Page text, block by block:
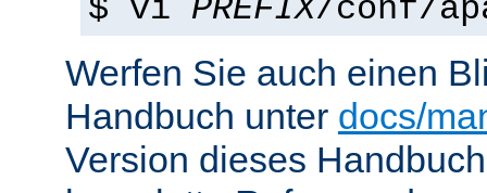
$ vi PREFIX/conf/
Werfen Sie auch einen
Handbuch unter docs/
Version dieses